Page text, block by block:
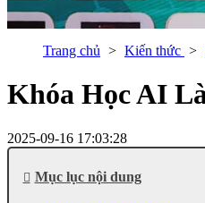
Trang chủ Kiến thức
Khóa Học AI
2025-09-16 17:03:28
Mục lục nội dung